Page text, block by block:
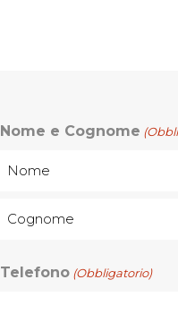
Nome e Cognome
Telefono (Obbligatorio)